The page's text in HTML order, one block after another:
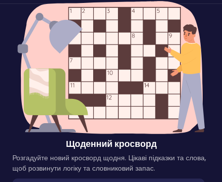
Щоденний кросворд
Розгадуйте новий кросворд щодня. Цікаві підказки та слова,
щоб розвинути логіку та словниковий запас.